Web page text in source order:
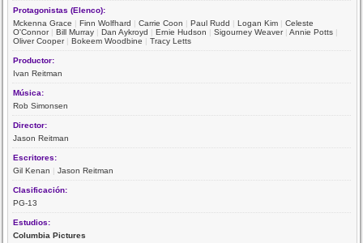
Protagonistas (Elenco):
Mckenna Grace |Finn Wolfhard |Carrie Coon |Paul Rudd |Logan Kim |Celeste
O'Connor|Bill Murray |Dan Aykroyd |Ernie Hudson |Sigourney Weaver|Annie Potts |
Oliver Cooper|Bokeem Woodbine |Tracy Letts
Productor:
Ivan Reitman
Música:
Rob Simonsen
Director:
Jason Reitman
Escritores:
Gil Kenan |Jason Reitman
Clasificación:
PG-13
Estudios:
Columbia Pictures